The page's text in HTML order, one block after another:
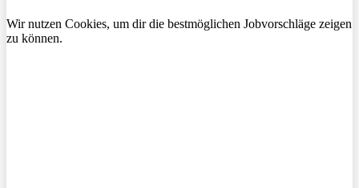
Wir nutzen Cookies, um dir die bestmöglichen Jobvorschläge zeigen
zu können.